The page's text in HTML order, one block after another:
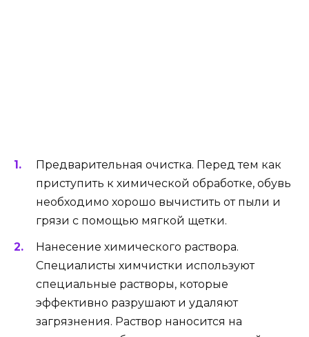
Предварительная очистка. Перед тем как
приступить к химической обработке, обувь
необходимо хорошо вычистить от пыли и
грязи с помощью мягкой щетки.
Нанесение химического раствора.
Специалисты химчистки используют
специальные растворы, которые
эффективно разрушают и удаляют
загрязнения. Раствор наносится на